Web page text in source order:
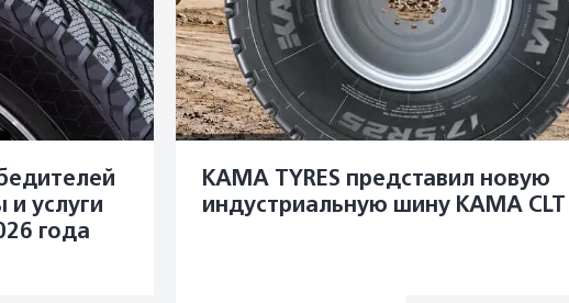
и услуги
года
KAMA TYRES представил новую
индустриальную шину KAMA CLT